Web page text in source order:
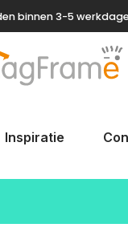
binnen 3-5
Inspiratie